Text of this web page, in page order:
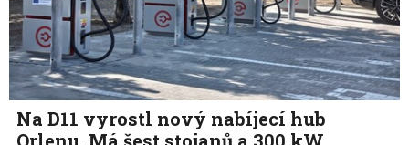
Na D11 vyrostl nový nabíjecí hub
Orlenu. Má šest stojanů a 300 kW